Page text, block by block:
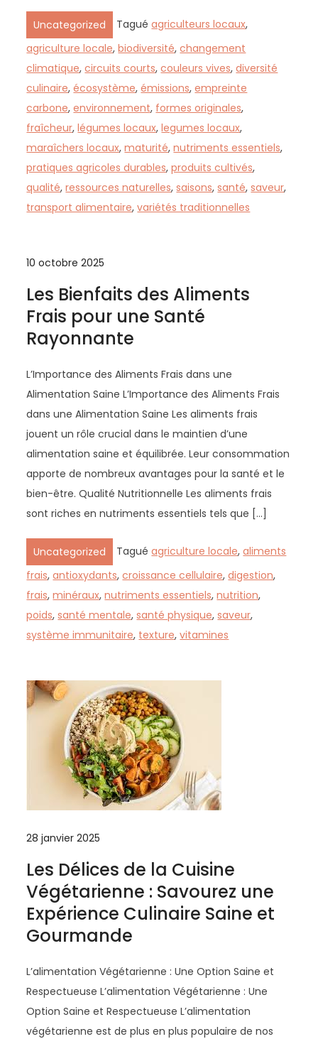
Uncategorized Taguéagriculteurs locaux,
agriculture locale,biodiversité,changement
climatique,circuits courts,couleurs vives,diversité
culinaire,écosystème,émissions,empreinte
carbone,environnement, formes originales,
fraîcheur,légumes locaux,legumes locaux,
maraîchers locaux,maturité,nutriments essentiels,
pratiques agricoles durables,produits cultivés,
qualité,ressources naturelles,saisons,santé,saveur,
transport alimentaire,variétés traditionnelles
10 octobre 2025
Les Bienfaits des Aliments
Frais pour une Santé
Rayonnante
L’Importance des Aliments Frais dans une
Alimentation Saine L’Importance des Aliments Frais
dans une Alimentation Saine Les aliments frais
jouent un rôle crucial dans le maintien d’une
alimentation saine et équilibrée. Leur consommation
apporte de nombreux avantages pour la santé et le
bien-être. Qualité Nutritionnelle Les aliments frais
sont riches en nutriments essentiels tels que […]
Uncategorized Taguéagriculture locale,aliments
frais,antioxydants,croissance cellulaire,digestion,
frais,minéraux,nutriments essentiels,nutrition,
poids,santé mentale,santé physique,saveur,
système immunitaire, texture,vitamines
28 janvier 2025
Les Délices de la Cuisine
Végétarienne : Savourez une
Expérience Culinaire Saine et
Gourmande
L’alimentation Végétarienne : Une Option Saine et
Respectueuse L’alimentation Végétarienne : Une
Option Saine et Respectueuse L’alimentation
végétarienne est de plus en plus populaire de nos